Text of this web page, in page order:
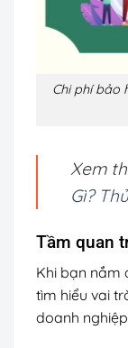
Chi phí bảo
Xem
Gì?
Tầm quan
Khi bạn nắm
tìm hiểu vai
doanh